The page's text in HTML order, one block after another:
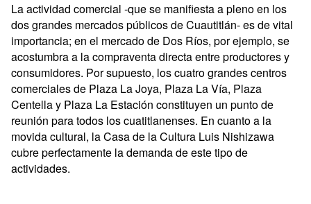
La actividad comercial -que se manifiesta a pleno en los
dos grandes mercados públicos de Cuautitlán- es de vital
importancia; en el mercado de Dos Ríos, por ejemplo, se
acostumbra a la compraventa directa entre productores y
consumidores. Por supuesto, los cuatro grandes centros
comerciales de Plaza La Joya, Plaza La Vía, Plaza
Centella y Plaza La Estación constituyen un punto de
reunión para todos los cuatitlanenses. En cuanto a la
movida cultural, la Casa de la Cultura Luis Nishizawa
cubre perfectamente la demanda de este tipo de
actividades.